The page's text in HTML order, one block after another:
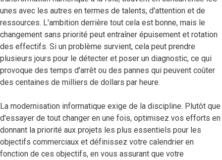
unes avec les autres en termes de talents, d'attention et de
ressources. L'ambition derrière tout cela est bonne, mais le
changement sans priorité peut entraîner épuisement et rotation
des effectifs. Si un problème survient, cela peut prendre
plusieurs jours pour le détecter et poser un diagnostic, ce qui
provoque des temps d'arrêt ou des pannes qui peuvent coûter
des centaines de milliers de dollars par heure.
La modernisation informatique exige de la discipline. Plutôt que
d'essayer de tout changer en une fois, optimisez vos efforts en
donnant la priorité aux projets les plus essentiels pour les
objectifs commerciaux et définissez votre calendrier en
fonction de ces objectifs, en vous assurant que votre